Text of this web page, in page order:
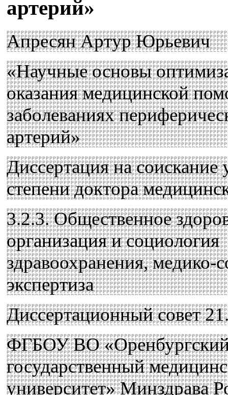
артерий»
Апресян Артур Юрьевич
«Научные основы
оказания медицинской
заболеваниях
артерий»
Диссертация на соискание
степени доктора
3.2.3. Общественное
организация и социология
здравоохранения, медико-
экспертиза
Диссертационный совет
ФГБОУ ВО
государственный
университет» Минздрава